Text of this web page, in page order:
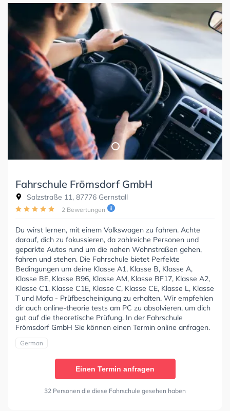
Fahrschule Frömsdorf GmbH
Salzstraße 11, 87776 Gernstall
2 Bewertungen
Du wirst lernen, mit einem Volkswagen zu fahren. Achte
darauf, dich zu fokussieren, da zahlreiche Personen und
geparkte Autos rund um die nahen Wohnstraßen gehen,
fahren und stehen. Die Fahrschule bietet Perfekte
Bedingungen um deine Klasse A1, Klasse B, Klasse A,
Klasse BE, Klasse B96, Klasse AM, Klasse BF17, Klasse A2,
Klasse C1, Klasse C1E, Klasse C, Klasse CE, Klasse L, Klasse
T und Mofa - Prüfbescheinigung zu erhalten. Wir empfehlen
dir auch online-theorie tests am PC zu absolvieren, um dich
gut auf die theoretische Prüfung. In der Fahrschule
Frömsdorf GmbH Sie können einen Termin online anfragen.
German
Einen Termin anfragen
32 Personen die diese Fahrschule gesehen haben